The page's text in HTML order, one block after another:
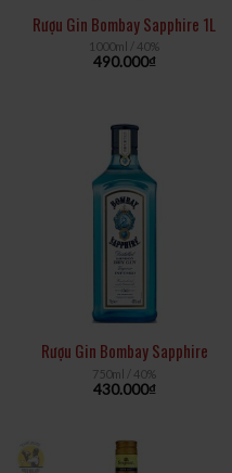
Rượu Gin Bombay Sapphire 1L
1000ml / 40%
490.000₫
Rượu Gin Bombay Sapphire
750ml / 40%
430.000₫